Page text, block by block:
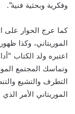
وفكرية وبحثية فنية”.
كما عرج الحوار على
الموريتاني، وكذا
اعتبره ولد الكتاب
وتماسك المجتمع
التطرف والتشيع
الموريتاني الأمر